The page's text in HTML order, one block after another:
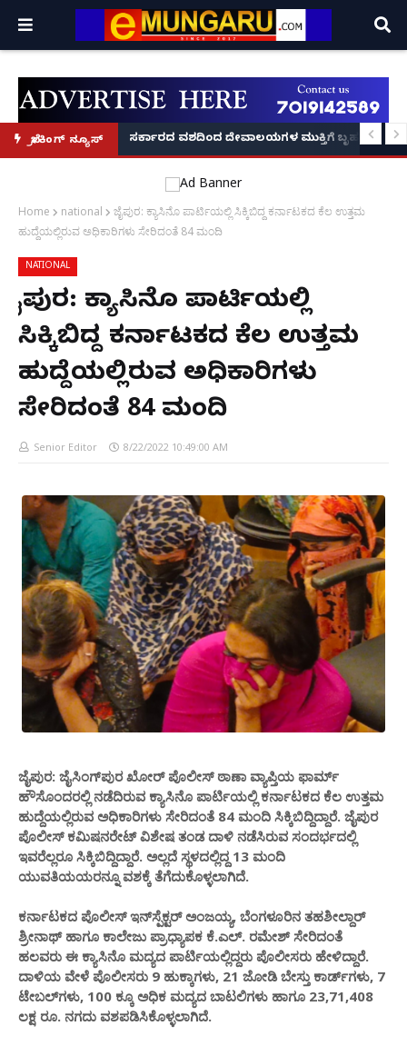
ಬ್ರೇಕಿಂಗ್ ನ್ಯೂಸ್ ಸರ್ಕಾರದ ವಶದಿಂದ ದೇವಾಲಯಗಳ ಮುಕ್ತಿಗೆ
ನಟ ದರ್ಶನ್‌ಗೆ ಮತ್ತಷ್ಟು ಸಂಕಷ್ಟ: ಪ್ರದೋಷ್ ಬೆನ್ನಲ್ಲೇ
Home national
ಜೈಪುರ: ಕ್ಯಾಸಿನೊ ಪಾರ್ಟಿಯಲ್ಲಿ ಸಿಕ್ಕಿಬಿದ್ದ ಕರ್ನಾಟಕದ ಕೆಲ ಉತ್ತಮ
ಹುದ್ದೆಯಲ್ಲಿರುವ ಅಧಿಕಾರಿಗಳು ಸೇರಿದಂತೆ 84 ಮಂದಿ
NATIONAL
ಜೈಪುರ: ಕ್ಯಾಸಿನೊ ಪಾರ್ಟಿಯಲ್ಲಿ
ಸಿಕ್ಕಿಬಿದ್ದ ಕರ್ನಾಟಕದ ಕೆಲ ಉತ್ತಮ
ಹುದ್ದೆಯಲ್ಲಿರುವ ಅಧಿಕಾರಿಗಳು
ಸೇರಿದಂತೆ 84 ಮಂದಿ
Senior Editor 8/22/2022 10:49:00 AM
ಜೈಪುರ: ಜೈಸಿಂಗ್‌ಪುರ ಖೋರ್ ಪೊಲೀಸ್ ಠಾಣಾ ವ್ಯಾಪ್ತಿಯ ಫಾರ್ಮ್
ಹೌಸೊಂದರಲ್ಲಿ ನಡೆದಿರುವ ಕ್ಯಾಸಿನೊ ಪಾರ್ಟಿಯಲ್ಲಿ ಕರ್ನಾಟಕದ ಕೆಲ ಉತ್ತಮ
ಹುದ್ದೆಯಲ್ಲಿರುವ ಅಧಿಕಾರಿಗಳು ಸೇರಿದಂತೆ 84 ಮಂದಿ ಸಿಕ್ಕಿಬಿದ್ದಿದ್ದಾರೆ. ಜೈಪುರ
ಪೊಲೀಸ್ ಕಮಿಷನರೇಟ್ ವಿಶೇಷ ತಂಡ ದಾಳಿ ನಡೆಸಿರುವ ಸಂದರ್ಭದಲ್ಲಿ
ಇವರೆಲ್ಲರೂ ಸಿಕ್ಕಿಬಿದ್ದಿದ್ದಾರೆ. ಅಲ್ಲದೆ ಸ್ಥಳದಲ್ಲಿದ್ದ 13 ಮಂದಿ
ಯುವತಿಯಯರನ್ನೂ ವಶಕ್ಕೆ ತೆಗೆದುಕೊಳ್ಳಲಾಗಿದೆ.
ಕರ್ನಾಟಕದ ಪೊಲೀಸ್ ಇನ್‌ಸ್ಪೆಕ್ಟರ್ ಅಂಜಯ್ಯ, ಬೆಂಗಳೂರಿನ ತಹಶೀಲ್ದಾರ್
ಶ್ರೀನಾಥ್ ಹಾಗೂ ಕಾಲೇಜು ಪ್ರಾಧ್ಯಾಪಕ ಕೆ.ಎಲ್. ರಮೇಶ್ ಸೇರಿದಂತೆ
ಹಲವರು ಈ ಕ್ಯಾಸಿನೊ ಮದ್ಯದ ಪಾರ್ಟಿಯಲ್ಲಿದ್ದರು ಪೊಲೀಸರು ಹೇಳಿದ್ದಾರೆ.
ದಾಳಿಯ ವೇಳೆ ಪೊಲೀಸರು 9 ಹುಕ್ಕಾಗಳು, 21 ಜೋಡಿ ಬೇಸ್ತು ಕಾರ್ಡ್‌ಗಳು, 7
ಟೇಬಲ್‌ಗಳು, 100 ಕ್ಕೂ ಅಧಿಕ ಮದ್ಯದ ಬಾಟಲಿಗಳು ಹಾಗೂ 23,71,408
ಲಕ್ಷ ರೂ. ನಗದು ವಶಪಡಿಸಿಕೊಳ್ಳಲಾಗಿದೆ.